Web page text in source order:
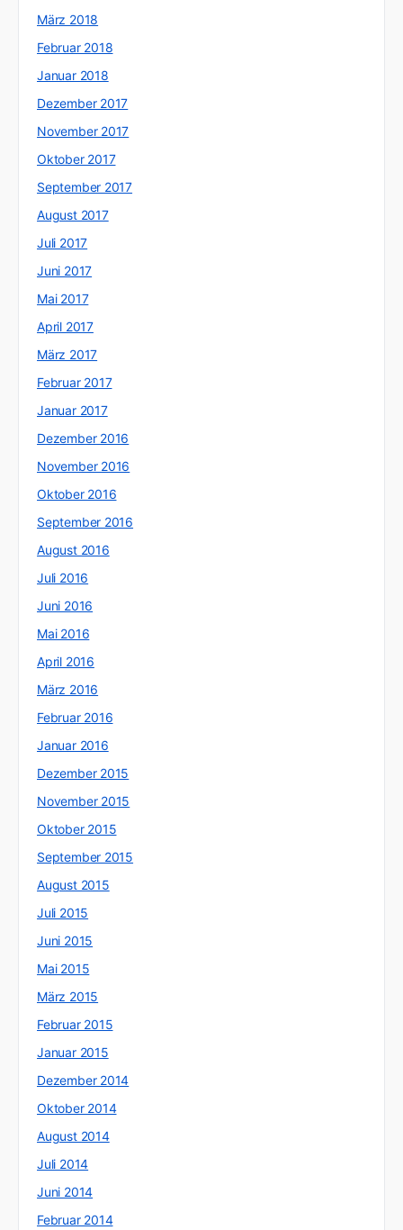
März 2018
Februar 2018
Januar 2018
Dezember 2017
November 2017
Oktober 2017
September 2017
August 2017
Juli 2017
Juni 2017
Mai 2017
April 2017
März 2017
Februar 2017
Januar 2017
Dezember 2016
November 2016
Oktober 2016
September 2016
August 2016
Juli 2016
Juni 2016
Mai 2016
April 2016
März 2016
Februar 2016
Januar 2016
Dezember 2015
November 2015
Oktober 2015
September 2015
August 2015
Juli 2015
Juni 2015
Mai 2015
März 2015
Februar 2015
Januar 2015
Dezember 2014
Oktober 2014
August 2014
Juli 2014
Juni 2014
Februar 2014